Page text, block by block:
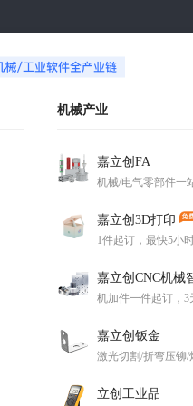
机械产业
嘉立创FA
机械/电气零部件一
嘉立创3D打印
1件起订，最快5小
嘉立创CNC机械
机加件一件起订，3
嘉立创钣金
激光切割/折弯压铆/
立创工业品